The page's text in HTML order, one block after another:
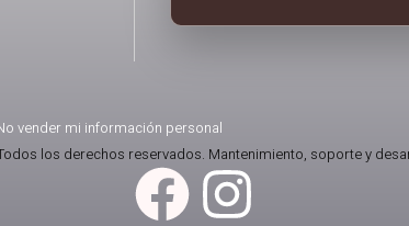
vender mi información personal
los derechos reservados. Mantenimiento, soporte y